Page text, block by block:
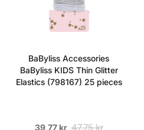
BaByliss Accessories
BaByliss KIDS Thin Glitter
Elastics (798167) 25 pieces
39,77 kr 47,75 kr